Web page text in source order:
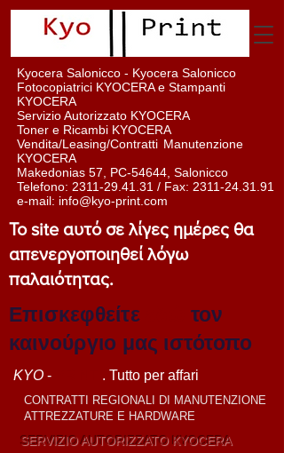
SERVIZIO AUTORIZZATO KYOCERA
Kyocera Salonicco - Kyocera Salonicco
Fotocopiatrici KYOCERA e Stampanti
KYOCERA
Servizio Autorizzato KYOCERA
Toner e Ricambi KYOCERA
Vendita/Leasing/Contratti Manutenzione
KYOCERA
Makedonias 57, PC-54644, Salonicco
Telefono: 2311-29.41.31 / Fax: 2311-24.31.91
e-mail: info@kyo-print.com
KYO - . Tutto per affari
CONTRATTI REGIONALI DI MANUTENZIONE
ATTREZZATURE E HARDWARE
Το site αυτό σε λίγες ημέρες θα
απενεργοποιηθεί λόγω
παλαιότητας.
Επισκεφθείτε
τον
καινούργιο μας ιστότοπο